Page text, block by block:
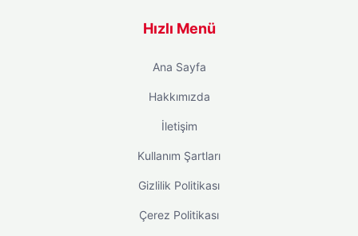
Hızlı Menü
Ana Sayfa
Hakkımızda
İletişim
Kullanım Şartları
Gizlilik Politikası
Çerez Politikası